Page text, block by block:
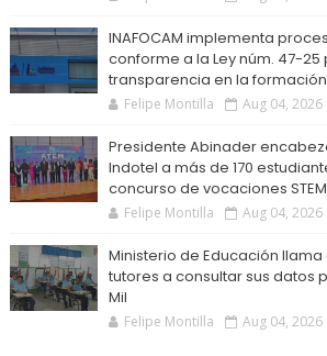
INAFOCAM implementa
conforme a la Ley núm. 47-
transparencia en la
Felipe Montilla Aug 04, 2026
Presidente Abinader
Indotel a más de 170
concurso de vocaciones STEM
Felipe Montilla Aug 04, 2026
Ministerio de Educación
tutores a consultar sus datos
Mil
Felipe Montilla Aug 04, 2026